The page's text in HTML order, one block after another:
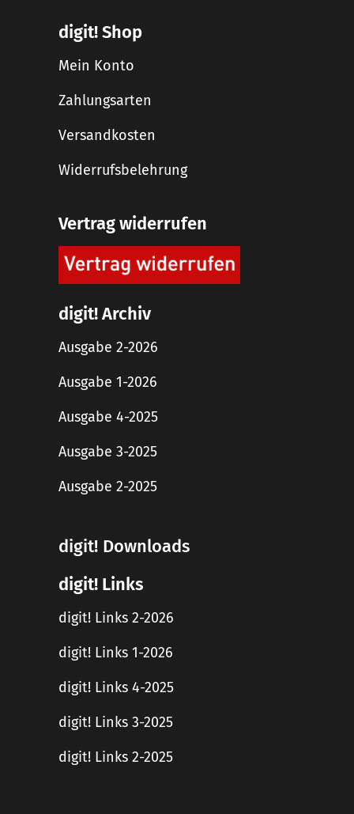
digit! Shop
Mein Konto
Zahlungsarten
Versandkosten
Widerrufsbelehrung
Vertrag widerrufen
digit! Archiv
Ausgabe 2-2026
Ausgabe 1-2026
Ausgabe 4-2025
Ausgabe 3-2025
Ausgabe 2-2025
digit! Downloads
digit! Links
digit! Links 2-2026
digit! Links 1-2026
digit! Links 4-2025
digit! Links 3-2025
digit! Links 2-2025